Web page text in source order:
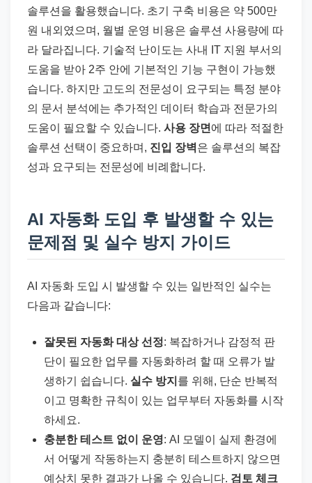
솔루션을 활용했습니다. 초기 구축 비용은 약 500만
원 내외였으며, 월별 운영 비용은 솔루션 사용량에 따
라 달라집니다. 기술적 난이도는 사내 IT 지원 부서의
도움을 받아 2주 안에 기본적인 기능 구현이 가능했
습니다. 하지만 고도의 전문성이 요구되는 특정 분야
의 문서 분석에는 추가적인 데이터 학습과 전문가의
도움이 필요할 수 있습니다. 사용 장면에 따라 적절한
솔루션 선택이 중요하며, 진입 장벽 은 솔루션의 복잡
성과 요구되는 전문성에 비례합니다.
AI 자동화 도입 후 발생할 수 있는
문제점 및 실수 방지 가이드
AI 자동화 도입 시 발생할 수 있는 일반적인 실수는
다음과 같습니다:
잘못된 자동화 대상 선정: 복잡하거나 감정적 판
단이 필요한 업무를 자동화하려 할 때 오류가 발
생하기 쉽습니다. 실수 방지 를 위해, 단순 반복적
이고 명확한 규칙이 있는 업무부터 자동화를 시작
하세요.
충분한 테스트 없이 운영: AI 모델이 실제 환경에
서 어떻게 작동하는지 충분히 테스트하지 않으면
예상치 못한 결과가 나올 수 있습니다. 검토 체크